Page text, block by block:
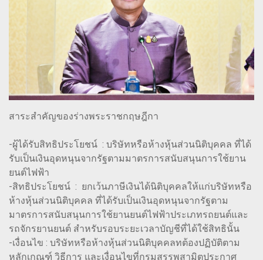
สาระสำคัญของร่างพระราชกฤษฎีกา
-ผู้ได้รับสิทธิประโยชน์ : บริษัทหรือห้างหุ้นส่วนนิติบุคคล ที่ได้
รับเป็นเงินอุดหนุนจากรัฐตามมาตรการสนับสนุนการใช้ยาน
ยนต์ไฟฟ้า
-สิทธิประโยชน์ : ยกเว้นภาษีเงินได้นิติบุคคลให้แก่บริษัทหรือ
ห้างหุ้นส่วนนิติบุคคล ที่ได้รับเป็นเงินอุดหนุนจากรัฐตาม
มาตรการสนับสนุนการใช้ยานยนต์ไฟฟ้าประเภทรถยนต์และ
รถจักรยานยนต์ สำหรับรอบระยะเวลาบัญชีที่ได้ใช้สิทธินั้น
-เงื่อนไข : บริษัทหรือห้างหุ้นส่วนนิติบุคคลทต้องปฏิบัติตาม
หลักเกณฑ์ วิธีการ และเงื่อนไขที่กรมสรรพสามิตประกาศ